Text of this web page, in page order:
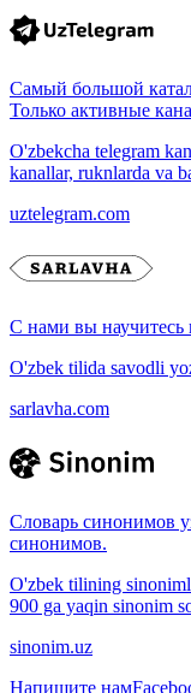
Самый большой
Только активные
O'zbekcha telegram
kanallar, ruknlarda va
uztelegram.com
С нами вы научитесь
O'zbek tilida savodli
sarlavha.com
Словарь синонимов
синонимов.
O'zbek tilining
900 ga yaqin sinonim
sinonim.uz
Напишите нам